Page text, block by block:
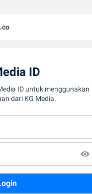
ID
ID untuk menggunakan
dari KG Media.